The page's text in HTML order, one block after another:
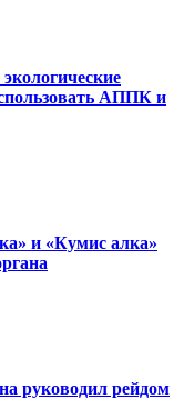
АППК и
и «Кумис алка»
руководил рейдом